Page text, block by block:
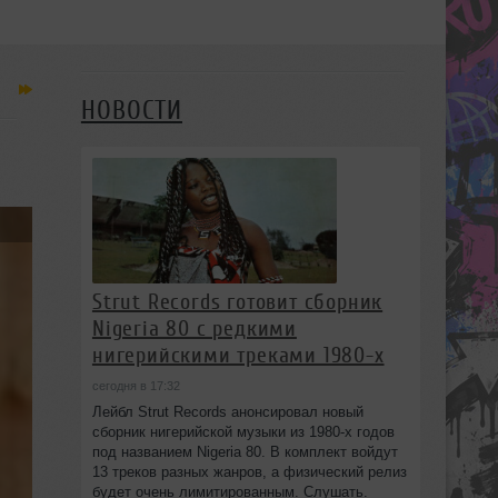
НОВОСТИ
Strut Records готовит сборник
Nigeria 80 с редкими
нигерийскими треками 1980-х
сегодня в 17:32
Лейбл Strut Records анонсировал новый
сборник нигерийской музыки из 1980-х годов
под названием Nigeria 80. В комплект войдут
13 треков разных жанров, а физический релиз
будет очень лимитированным. Слушать.